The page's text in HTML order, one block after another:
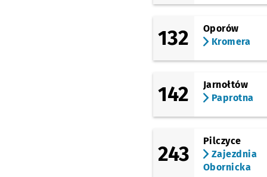
132
Oporów
Kromera
142
Jarnołtów
Paprotna
243
Pilczyce
Zajezdnia
Obornicka